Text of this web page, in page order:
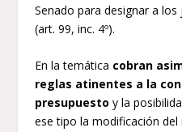
Senado para designar a
(art. 99, inc. 4º).
En la temática cobran
reglas atinentes a la
presupuesto y la
ese tipo la modificación del